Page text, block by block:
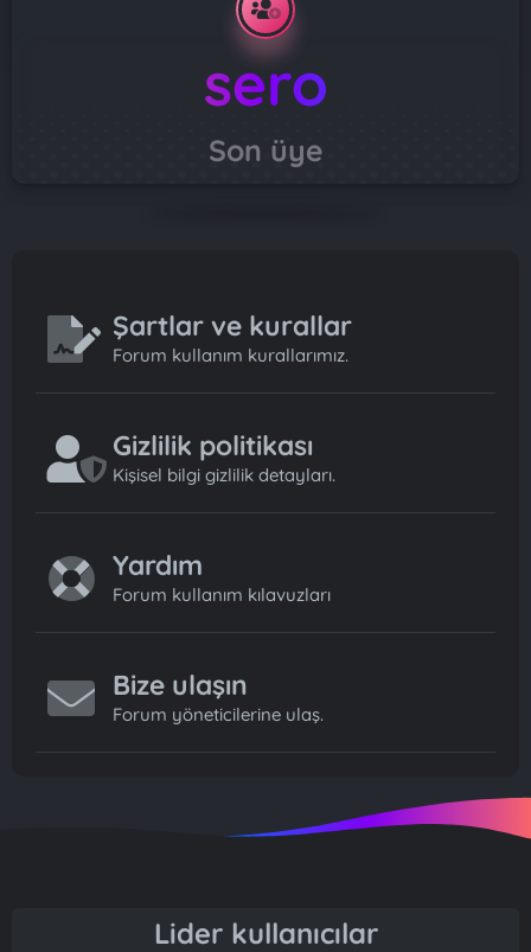
sero
Son üye
Şartlar ve kurallar
Forum kullanım kurallarımız.
Gizlilik politikası
Kişisel bilgi gizlilik detayları.
Yardım
Forum kullanım kılavuzları
Bize ulaşın
Forum yöneticilerine ulaş.
Lider kullanıcılar